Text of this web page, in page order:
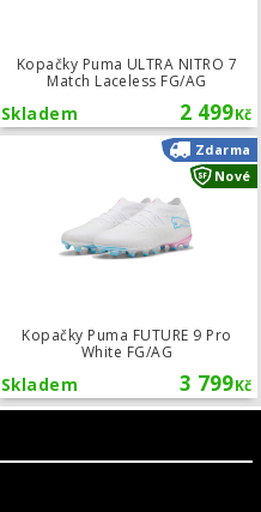
Kopačky Puma ULTRA NITRO 7
Match Laceless FG/AG
2 499Kč
Skladem
Kopačky Nike Mercurial Vapor 17
Kopačky Puma FUTURE 9 Pro
White FG/AG
3 799Kč
Skladem
Zdarma
Nové